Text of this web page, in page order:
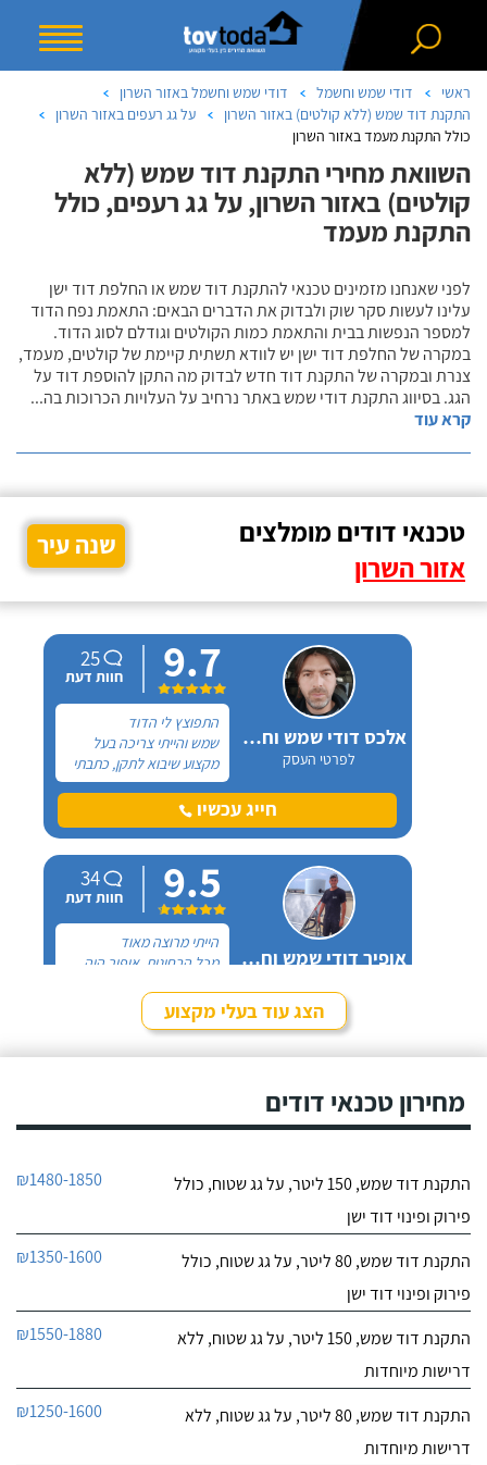
ראשי דודי שמש וחשמל
דודי שמש וחשמל באזור השרון
התקנת דוד שמש (ללא קולטים) באזור השרון
על גג רעפים באזור השרון
כולל התקנת מעמד באזור השרון
השוואת מחירי התקנת דוד שמש (ללא
קולטים) באזור השרון, על גג רעפים, כולל
התקנת מעמד
לפני שאנחנו מזמינים טכנאי להתקנת דוד שמש או החלפת דוד ישן
עלינו לעשות סקר שוק ולבדוק את הדברים הבאים: התאמת נפח הדוד
למספר הנפשות בבית והתאמת כמות הקולטים וגודלם לסוג הדוד.
במקרה של החלפת דוד ישן יש לוודא תשתית קיימת של קולטים, מעמד,
צנרת ובמקרה של התקנת דוד חדש לבדוק מה התקן להוספת דוד על
הגג. בסיווג התקנת דודי שמש באתר נרחיב על העלויות הכרוכות בה...
קרא עוד
טכנאי דודים מומלצים
אזור השרון
שנה עיר
אלכס דודי שמש וחשמל
לפרטי העסק
9.7
25
חוות דעת
התפוצץ לי הדוד
שמש והייתי צריכה בעל
מקצוע שיבוא לתקן, כתבתי
בגוגל טכנאי דודים ואז
הגעתי לקבוצה של העיר
חיפה בפייסבוק, שם כמה
דודי שמש וחשמל".
חייג עכשיו
אופיר דודי שמש וחשמל
9.5
34
חוות דעת
הייתי מרוצה מאוד
מכל הבחינות, אופיר היה
לראות את המיקום של
ההתקנה, המחיר היה הוגן
היה לארג' והשאיר נקי
חייג עכשיו
שביט דודי שמש וחשמל בע"מ
לפרטי העסק
דודי שמש" שירות טוב,
חייג עכשיו
הצג עוד בעלי מקצוע
מחירון טכנאי דודים
התקנת דוד שמש, 150 ליטר, על גג שטוח, כולל
פירוק ופינוי דוד ישן
₪1480-1850
התקנת דוד שמש, 80 ליטר, על גג שטוח, כולל
פירוק ופינוי דוד ישן
₪1350-1600
התקנת דוד שמש, 150 ליטר, על גג שטוח, ללא
דרישות מיוחדות
₪1550-1880
התקנת דוד שמש, 80 ליטר, על גג שטוח, ללא
דרישות מיוחדות
₪1250-1600